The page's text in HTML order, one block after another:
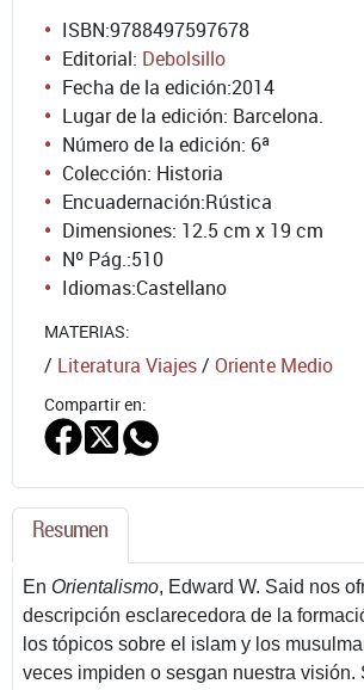
ISBN:9788497597678
Editorial: Debolsillo
Fecha de la edición:2014
Lugar de la edición: Barcelona.
Número de la edición: 6ª
Colección: Historia
Encuadernación:Rústica
Dimensiones: 12.5 cm x 19 cm
Nº Pág.:510
Idiomas:Castellano
MATERIAS:
/ Literatura Viajes/ Oriente Medio
Compartir en:
Resumen
En Orientalismo, Edward W. Said nos
descripción esclarecedora de la
los tópicos sobre el islam y los
veces impiden o sesgan nuestra visión.